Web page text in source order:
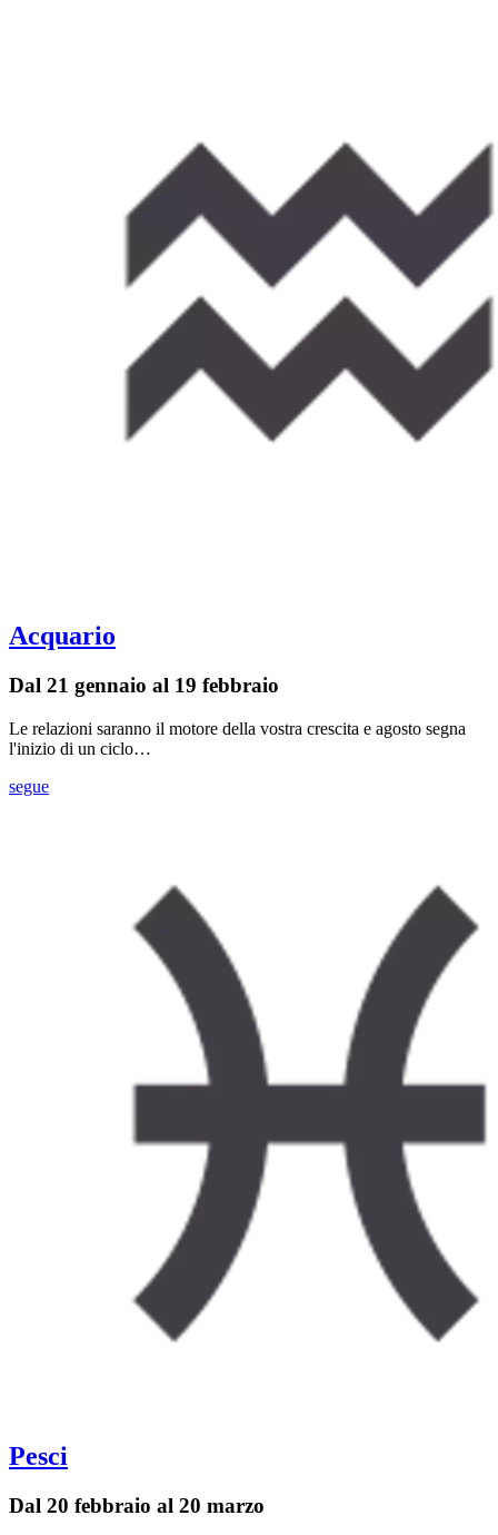
Acquario
Dal 21 gennaio al 19 febbraio
Le relazioni saranno il motore della vostra crescita e agosto segna
l'inizio di un ciclo…
segue
Pesci
Dal 20 febbraio al 20 marzo